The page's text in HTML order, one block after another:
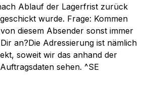
Ablauf der Lagerfrist zurück
wurde. Frage: Kommen
diesem Absender sonst immer
an?Die Adressierung ist nämlich
soweit wir das anhand der
sehen. ^SE